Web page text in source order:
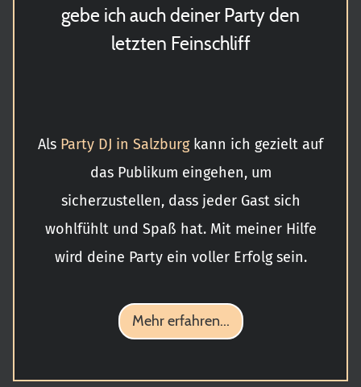
gebe ich auch deiner Party den
letzten Feinschliff
Als Party DJ in Salzburg kann ich gezielt auf
das Publikum eingehen, um
sicherzustellen, dass jeder Gast sich
wohlfühlt und Spaß hat. Mit meiner Hilfe
wird deine Party ein voller Erfolg sein.
Mehr erfahren...